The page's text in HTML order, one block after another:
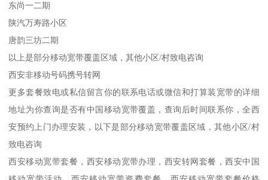
东尚一二期
陕汽万寿路小区
唐韵三坊二期
以上是部分移动宽带覆盖区域，其他小区/村致电咨询
西安非移动号码携号转网
更多套餐致电或私信留言你的联系电话或微信和打算装宽带的详细
地址为你查询是否有中国移动宽带覆盖，查询后时间联系你，全西
安预约上门办理安装，以下是部分移动宽带覆盖区域，其他小区/村
致电咨询
西安移动宽带套餐，西安移动宽带办理，西安转网套餐，西安中国